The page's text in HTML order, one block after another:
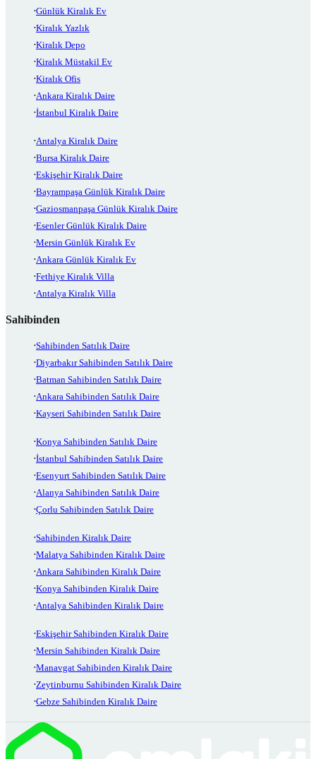
Günlük Kiralık Ev
Kiralık Yazlık
Kiralık Depo
Kiralık Müstakil Ev
Kiralık Ofis
Ankara Kiralık Daire
İstanbul Kiralık Daire
Antalya Kiralık Daire
Bursa Kiralık Daire
Eskişehir Kiralık Daire
Bayrampaşa Günlük Kiralık Daire
Gaziosmanpaşa Günlük Kiralık Daire
Esenler Günlük Kiralık Daire
Mersin Günlük Kiralık Ev
Ankara Günlük Kiralık Ev
Fethiye Kiralık Villa
Antalya Kiralık Villa
Sahibinden
Sahibinden Satılık Daire
Diyarbakır Sahibinden Satılık Daire
Batman Sahibinden Satılık Daire
Ankara Sahibinden Satılık Daire
Kayseri Sahibinden Satılık Daire
Konya Sahibinden Satılık Daire
İstanbul Sahibinden Satılık Daire
Esenyurt Sahibinden Satılık Daire
Alanya Sahibinden Satılık Daire
Çorlu Sahibinden Satılık Daire
Sahibinden Kiralık Daire
Malatya Sahibinden Kiralık Daire
Ankara Sahibinden Kiralık Daire
Konya Sahibinden Kiralık Daire
Antalya Sahibinden Kiralık Daire
Eskişehir Sahibinden Kiralık Daire
Mersin Sahibinden Kiralık Daire
Manavgat Sahibinden Kiralık Daire
Zeytinburnu Sahibinden Kiralık Daire
Gebze Sahibinden Kiralık Daire